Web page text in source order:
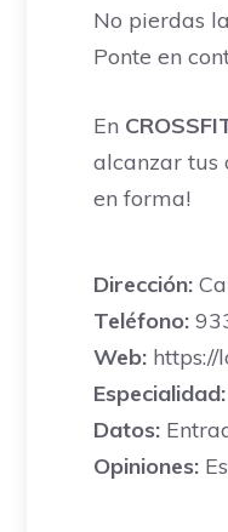
No pierdas
Ponte en
En
alcanzar tus
en forma!
Dirección:
Teléfono:
Web: https://
Especialidad:
Datos:
Opiniones: